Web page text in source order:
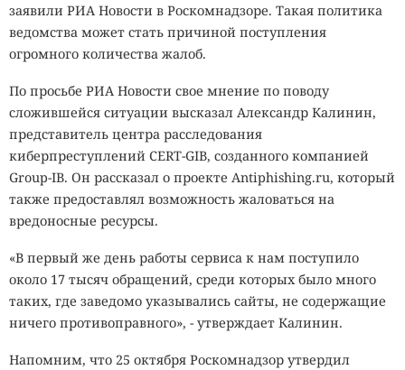
заявили РИА Новости в Роскомнадзоре. Такая политика
ведомства может стать причиной поступления
огромного количества жалоб.
По просьбе РИА Новости свое мнение по поводу
сложившейся ситуации высказал Александр Калинин,
представитель центра расследования
киберпреступлений CERT-GIB, созданного компанией
Group-IB. Он рассказал о проекте Antiphishing.ru, который
также предоставлял возможность жаловаться на
вредоносные ресурсы.
«В первый же день работы сервиса к нам поступило
около 17 тысяч обращений, среди которых было много
таких, где заведомо указывались сайты, не содержащие
ничего противоправного», - утверждает Калинин.
Напомним, что 25 октября Роскомнадзор утвердил